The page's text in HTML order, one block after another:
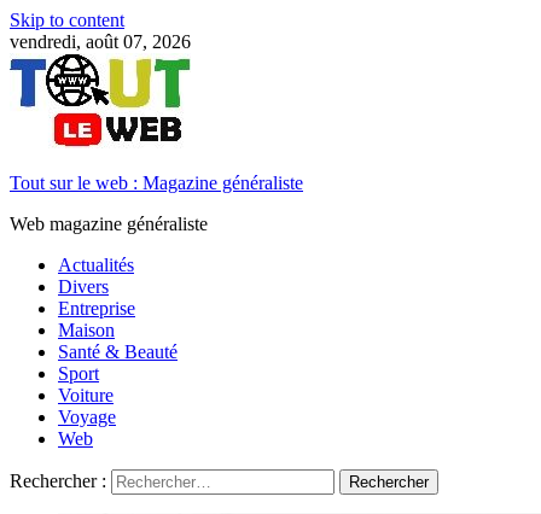
Skip to content
vendredi, août 07, 2026
Tout sur le web : Magazine généraliste
Web magazine généraliste
Actualités
Divers
Entreprise
Maison
Santé & Beauté
Sport
Voiture
Voyage
Web
Rechercher :